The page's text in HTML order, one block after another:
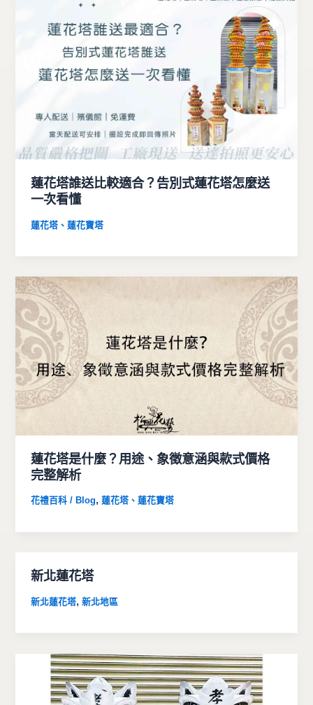
蓮花塔誰送比較適合？告別式蓮花塔怎麼送
一次看懂
蓮花塔、蓮花寶塔
蓮花塔是什麼？用途、象徵意涵與款式價格
完整解析
花禮百科 / Blog,蓮花塔、蓮花寶塔
新北蓮花塔
新北蓮花塔,新北地區